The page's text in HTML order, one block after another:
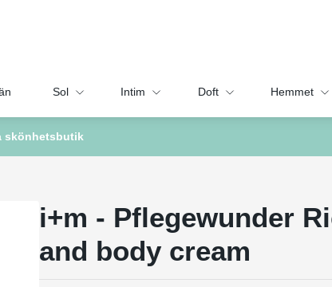
Sol Intim Doft Hemmet
skönhetsbutik
i+m - Pflegewunder
and body cream